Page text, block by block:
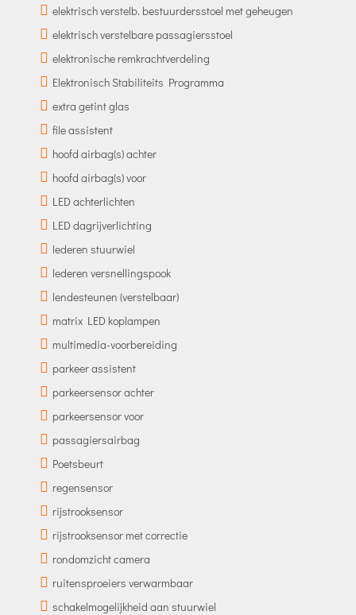
elektrisch verstelb. bestuurdersstoel met geheugen
elektrisch verstelbare passagiersstoel
elektronische remkrachtverdeling
Elektronisch Stabiliteits Programma
extra getint glas
file assistent
hoofd airbag(s) achter
hoofd airbag(s) voor
LED achterlichten
LED dagrijverlichting
lederen stuurwiel
lederen versnellingspook
lendesteunen (verstelbaar)
matrix LED koplampen
multimedia-voorbereiding
parkeer assistent
parkeersensor achter
parkeersensor voor
passagiersairbag
Poetsbeurt
regensensor
rijstrooksensor
rijstrooksensor met correctie
rondomzicht camera
ruitensproeiers verwarmbaar
schakelmogelijkheid aan stuurwiel